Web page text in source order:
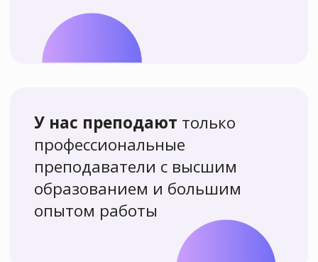
акцияхи учись
дешевле!
Приходите учиться вдвоем и получайте
по 500 руб на курс для каждого!
Приобрети сразу два
разных курса